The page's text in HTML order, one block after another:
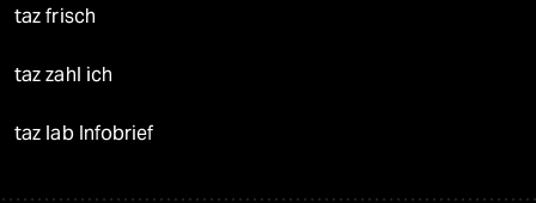
taz frisch
taz zahl ich
taz lab Infobrief